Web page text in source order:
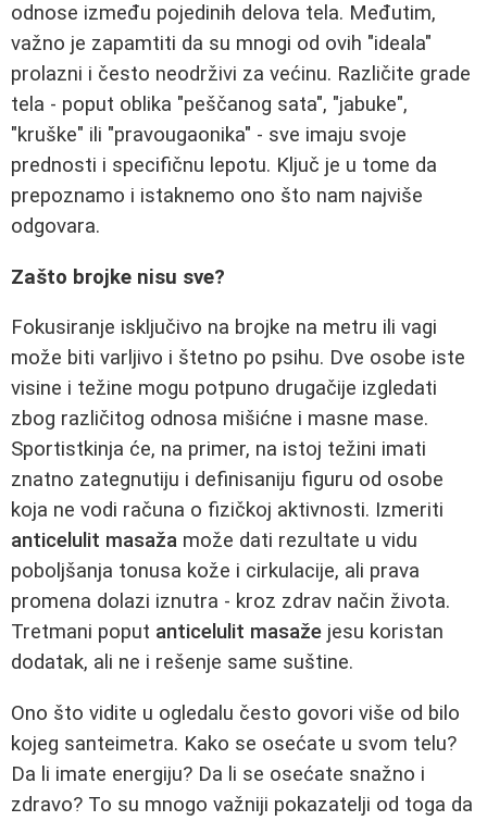
odnose između pojedinih delova tela. Međutim,
važno je zapamtiti da su mnogi od ovih "ideala"
prolazni i često neodrživi za većinu. Različite grade
tela - poput oblika "peščanog sata", "jabuke",
"kruške" ili "pravougaonika" - sve imaju svoje
prednosti i specifičnu lepotu. Ključ je u tome da
prepoznamo i istaknemo ono što nam najviše
odgovara.
Zašto brojke nisu sve?
Fokusiranje isključivo na brojke na metru ili vagi
može biti varljivo i štetno po psihu. Dve osobe iste
visine i težine mogu potpuno drugačije izgledati
zbog različitog odnosa mišićne i masne mase.
Sportistkinja će, na primer, na istoj težini imati
znatno zategnutiju i definisaniju figuru od osobe
koja ne vodi računa o fizičkoj aktivnosti. Izmeriti
anticelulit masaža može dati rezultate u vidu
poboljšanja tonusa kože i cirkulacije, ali prava
promena dolazi iznutra - kroz zdrav način života.
Tretmani poput anticelulit masaže jesu koristan
dodatak, ali ne i rešenje same suštine.
Ono što vidite u ogledalu često govori više od bilo
kojeg santeimetra. Kako se osećate u svom telu?
Da li imate energiju? Da li se osećate snažno i
zdravo? To su mnogo važniji pokazatelji od toga da